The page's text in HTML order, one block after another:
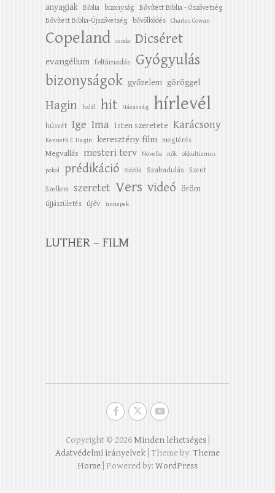
anyagiak Biblia bizonyság
Bővített Biblia - Ószövetség
Bővített Biblia-Újszövetség
bővölködés Charles Cowan
Copeland csoda Dicséret
evangélium feltámadás
Gyógyulás
bizonyságok győzelem göröggel
Hagin halál hit Házasság hírlevél
húsvét Ige Ima Isten szeretete Karácsony
Kenneth E. Hagin keresztény film megtérés
Megvallás mesteri terv Novella nők okkultizmus
pokol prédikáció Siddiki Szabadulás Szent
Szellem szeretet Vers videó öröm
újjászületés újév ünnepek
LUTHER – FILM
Copyright © 2026 Minden lehetséges|
Adatvédelmi irányelvek | Theme by: Theme
Horse | Powered by: WordPress